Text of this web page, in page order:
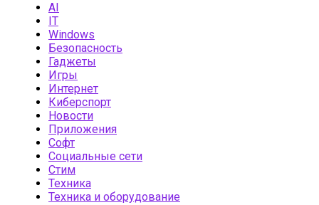
AI
IT
Windows
Безопасность
Гаджеты
Игры
Интернет
Киберспорт
Новости
Приложения
Софт
Социальные сети
Стим
Техника
Техника и оборудование